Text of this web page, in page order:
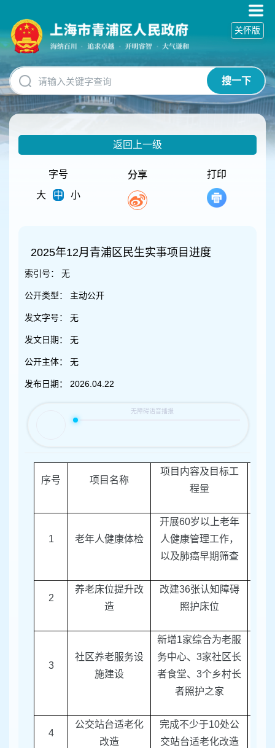
碍
操
明
跳
转
到
网
搜一下
关怀版
返回上一级
字号
大
中 小
分享 打印
2025年12月青浦区民生实事项目进度
索引号： 无
公开类型： 主动公开
发文字号： 无
发文日期： 无
公开主体： 无
发布日期： 2026.04.22
序号 项目名称
项目内容及目标工
程量
1 老年人健康体检
开展60岁以上老年
人健康管理工作，
以及肺癌早期筛查
2
养老床位提升改
造
改建36张认知障碍
照护床位
3
社区养老服务设
施建设
新增1家综合为老服
务中心、 3家社区长
者食堂、 3个乡村长
者照护之家
4
公交站台适老化
改造
完成不少于10处公
交站台适老化改造